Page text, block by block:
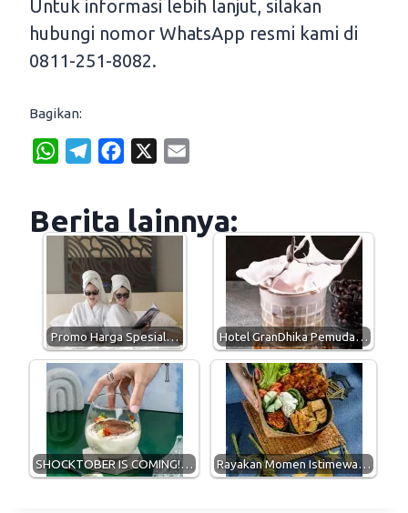
Untuk informasi lebih lanjut, silakan
hubungi nomor WhatsApp resmi kami di
0811-251-8082.
Bagikan:
W
t
p
e
g
r
a
m
e
b
o
o
k
i
Berita lainnya:
Promo Harga Spesial… Hotel GranDhika Pemuda…
SHOCKTOBER IS COMING!… Rayakan Momen Istimewa…